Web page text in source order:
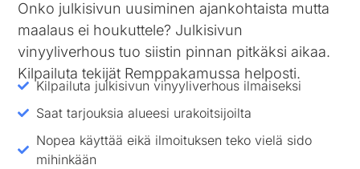
Onko julkisivun uusiminen ajankohtaista mutta
maalaus ei houkuttele? Julkisivun
vinyyliverhous tuo siistin pinnan pitkäksi aikaa.
Kilpailuta tekijät Remppakamussa helposti.
Kilpailuta julkisivun vinyyliverhous ilmaiseksi
Saat tarjouksia alueesi urakoitsijoilta
Nopea käyttää eikä ilmoituksen teko vielä sido
mihinkään